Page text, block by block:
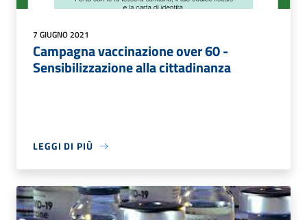
7 GIUGNO 2021
Campagna vaccinazione over 60 -
Sensibilizzazione alla cittadinanza
LEGGI DI PIÙ